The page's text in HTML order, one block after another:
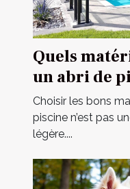
Quels
un abri de
Choisir les bons
piscine n’est pas
légère....